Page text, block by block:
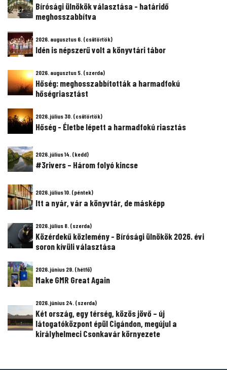
Bírósági ülnökök választása - határidő
meghosszabbítva
2026. augusztus 6. (csütörtök)
Idén is népszerű volt a könyvtári tábor
2026. augusztus 5. (szerda)
Hőség: meghosszabbították a harmadfokú
hőségriasztást
2026. július 30. (csütörtök)
Hőség - Életbe lépett a harmadfokú riasztás
2026. július 14. (kedd)
#3rivers – Három folyó kincse
2026. július 10. (péntek)
Itt a nyár, vár a könyvtár, de másképp
2026. július 8. (szerda)
Közérdekű közlemény - Bírósági ülnökök 2026. évi
soron kívüli választása
2026. június 29. (hétfő)
Make GMR Great Again
2026. június 24. (szerda)
Két ország, egy térség, közös jövő – új
látogatóközpont épül Cigándon, megújul a
királyhelmeci Csonkavár környezete